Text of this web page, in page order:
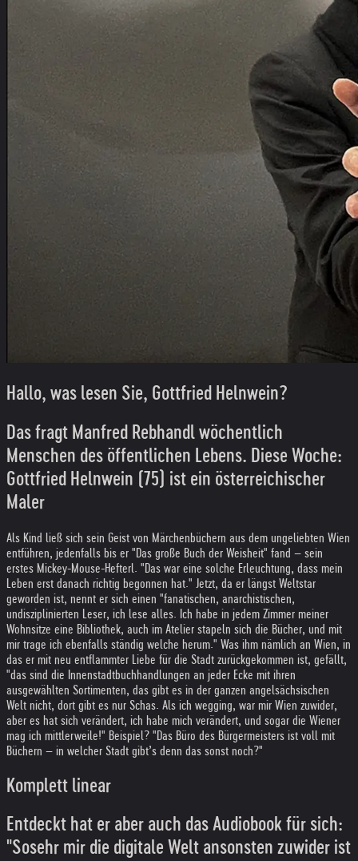
Hallo, was lesen Sie, Gottfried Helnwein?
Das fragt Manfred Rebhandl wöchentlich
Menschen des öffentlichen Lebens. Diese Woche:
Gottfried Helnwein (75) ist ein österreichischer
Maler
Als Kind ließ sich sein Geist von Märchenbüchern aus dem ungeliebten Wien
entführen, jedenfalls bis er "Das große Buch der Weisheit" fand – sein
erstes Mickey-Mouse-Hefterl. "Das war eine solche Erleuchtung, dass mein
Leben erst danach richtig begonnen hat." Jetzt, da er längst Weltstar
geworden ist, nennt er sich einen "fanatischen, anarchistischen,
undisziplinierten Leser, ich lese alles. Ich habe in jedem Zimmer meiner
Wohnsitze eine Bibliothek, auch im Atelier stapeln sich die Bücher, und mit
mir trage ich ebenfalls ständig welche herum." Was ihm nämlich an Wien, in
das er mit neu entflammter Liebe für die Stadt zurückgekommen ist, gefällt,
"das sind die Innenstadtbuchhandlungen an jeder Ecke mit ihren
ausgewählten Sortimenten, das gibt es in der ganzen angelsächsischen
Welt nicht, dort gibt es nur Schas. Als ich wegging, war mir Wien zuwider,
aber es hat sich verändert, ich habe mich verändert, und sogar die Wiener
mag ich mittlerweile!" Beispiel? "Das Büro des Bürgermeisters ist voll mit
Büchern – in welcher Stadt gibt’s denn das sonst noch?"
Komplett linear
Entdeckt hat er aber auch das Audiobook für sich:
"Sosehr mir die digitale Welt ansonsten zuwider ist